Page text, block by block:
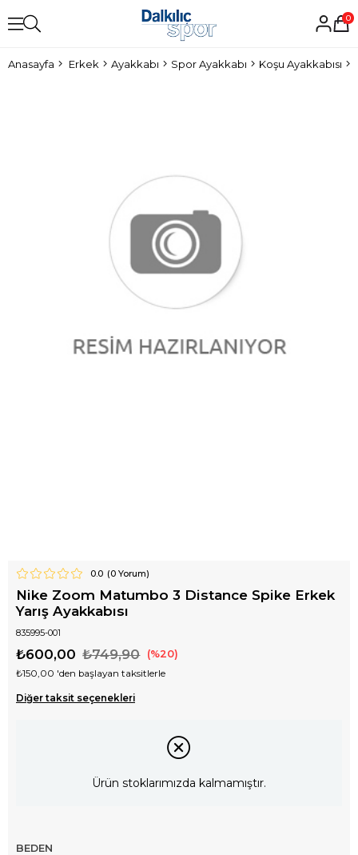
0
Anasayfa Erkek Ayakkabı Spor Ayakkabı Koşu Ayakkabısı
0.0 (0Yorum)
Nike Zoom Matumbo 3 Distance Spike Erkek
Yarış Ayakkabısı
835995-001
₺749,90
₺600,00 20
₺150,00 'den başlayan taksitlerle
Diğer taksit seçenekleri
Ürün stoklarımızda kalmamıştır.
BEDEN